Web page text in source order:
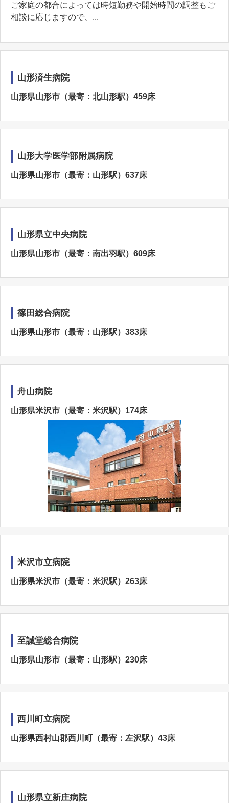
ご家庭の都合によっては時短勤務や開始時間の調整もご
相談に応じますので、...
山形済生病院
山形県山形市（最寄：北山形駅）459床
山形大学医学部附属病院
山形県山形市（最寄：山形駅）637床
山形県立中央病院
山形県山形市（最寄：南出羽駅）609床
篠田総合病院
山形県山形市（最寄：山形駅）383床
舟山病院
山形県米沢市（最寄：米沢駅）174床
米沢市立病院
山形県米沢市（最寄：米沢駅）263床
至誠堂総合病院
山形県山形市（最寄：山形駅）230床
西川町立病院
山形県西村山郡西川町（最寄：左沢駅）43床
山形県立新庄病院